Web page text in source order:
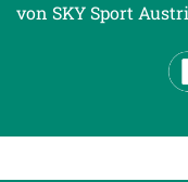
von SKY Sport